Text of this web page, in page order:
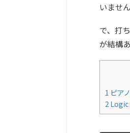
いませ
で、打
が結構
1 ピア
2 Logic